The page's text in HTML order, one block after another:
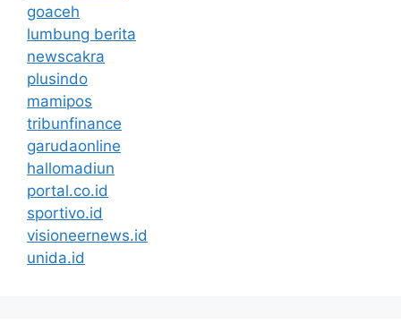
goaceh
lumbung berita
newscakra
plusindo
mamipos
tribunfinance
garudaonline
hallomadiun
portal.co.id
sportivo.id
visioneernews.id
unida.id